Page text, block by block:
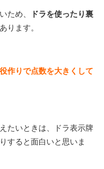
ため、
ドラを使ったり裏
ります。
役作りで点数を大きくして
たいときは、ドラ表示牌
すると面白いと思いま